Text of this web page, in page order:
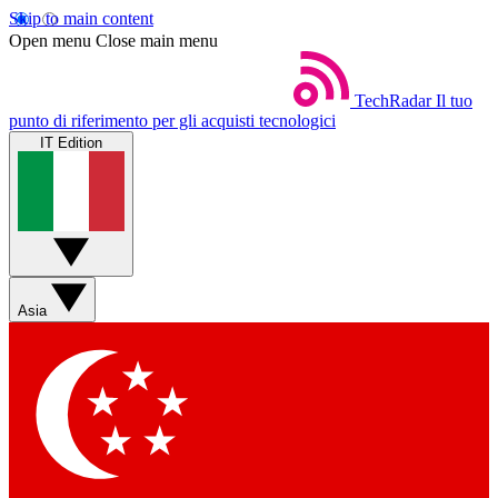
Skip to main content
Open menu Close main menu
TechRadar Il tuo
punto di riferimento per gli acquisti tecnologici
IT Edition
Asia